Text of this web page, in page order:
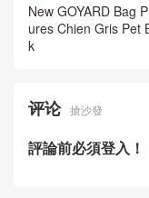
New GOYARD Bag
ures Chien Gris Pet
k
评论 搶沙發
評論前必須登入！